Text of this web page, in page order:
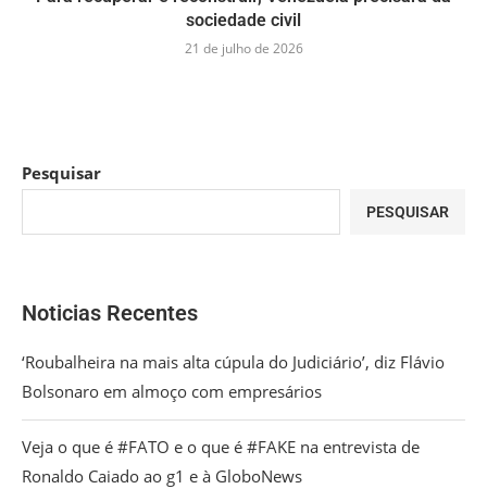
sociedade civil
21 de julho de 2026
Pesquisar
PESQUISAR
Noticias Recentes
‘Roubalheira na mais alta cúpula do Judiciário’, diz Flávio
Bolsonaro em almoço com empresários
Veja o que é #FATO e o que é #FAKE na entrevista de
Ronaldo Caiado ao g1 e à GloboNews